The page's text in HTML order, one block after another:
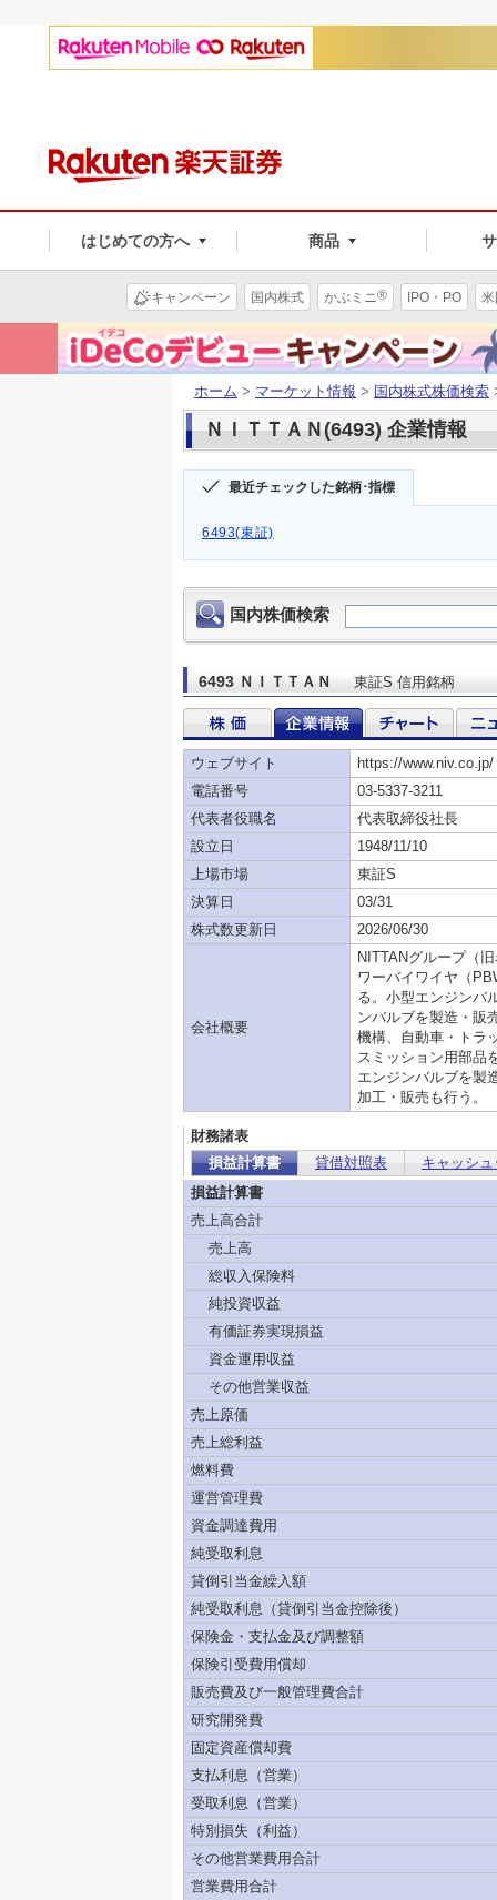
はじめての方へ 商品
キャンペーン 国内株式 かぶミニ® IPO・PO
ホーム > マーケット情報 > 国内株式株価検索
ＮＩＴＴＡＮ(6493) 企業情報
最近チェックした銘柄･指標
6493(東証)